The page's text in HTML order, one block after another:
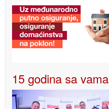
15 godina sa vama